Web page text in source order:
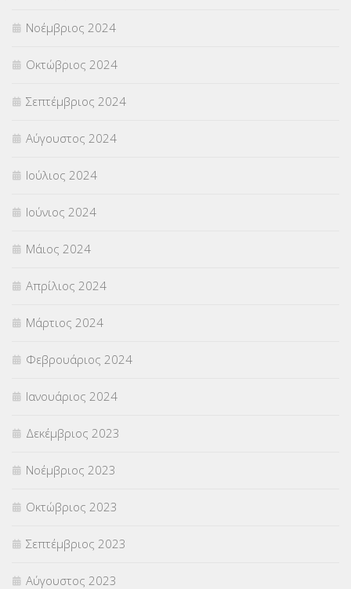
Νοέμβριος 2024
Οκτώβριος 2024
Σεπτέμβριος 2024
Αύγουστος 2024
Ιούλιος 2024
Ιούνιος 2024
Μάιος 2024
Απρίλιος 2024
Μάρτιος 2024
Φεβρουάριος 2024
Ιανουάριος 2024
Δεκέμβριος 2023
Νοέμβριος 2023
Οκτώβριος 2023
Σεπτέμβριος 2023
Αύγουστος 2023